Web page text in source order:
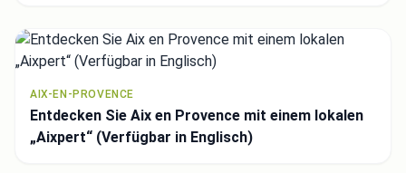
AIX-EN-PROVENCE
Entdecken Sie Aix en Provence mit einem lokalen
„Aixpert“ (Verfügbar in Englisch)